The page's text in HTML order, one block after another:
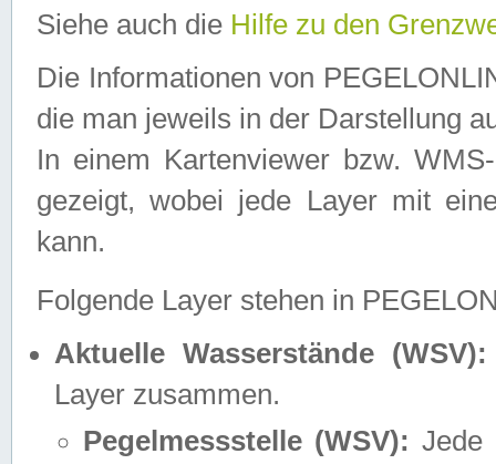
Siehe auch die Hilfe zu den
Die Informationen von
die man jeweils in der Darstellung
In einem Kartenviewer bzw.
gezeigt, wobei jede Layer mit
kann.
Folgende Layer stehen in
Aktuelle Wasserstände (WSV):
Layer zusammen.
Pegelmessstelle (WSV): Jede